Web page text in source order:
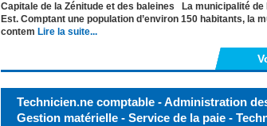
Capitale de la Zénitude et des baleines La municipalité
Est. Comptant une population d’environ 150 habitants,
contem Lire la suite...
Technicien.ne comptable - Administration
Gestion matérielle - Service de la paie -